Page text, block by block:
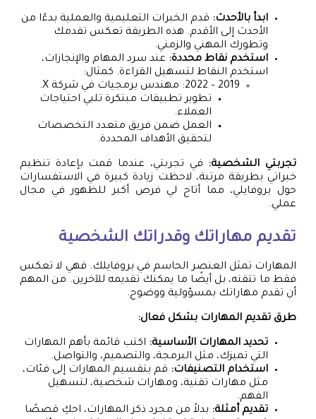
ابدأ بالأحدث: قدم الخبرات التعليمية والعملية بدءًا من
الأحدث إلى الأقدم. هذه الطريقة تعكس تقدمك
وتطورك المهني والزمني.
استخدم نقاط محددة: عند سرد المهام والإنجازات،
استخدم النقاط لتسهيل القراءة. كمثال:
2019 – 2022: مهندس برمجيات في شركة X.
تطوير تطبيقات مبتكرة تلبي احتياجات
العملاء.
العمل ضمن فريق متعدد التخصصات
لتحقيق الأهداف المحددة.
تجربتي الشخصية:
في تجربتي، عندما قمت بإعادة تنظيم
خبراتي بطريقة مرتبة، لاحظت زيادة كبيرة في الاستفسارات
حول بروفايلي، مما أتاح لي فرص أكبر للظهور في مجال
عملي.
تقديم مهاراتك وقدراتك الشخصية
المهارات تمثل العنصر الحاسم في بروفايلك. فهي لا تعكس
فقط ما تتقنه، بل أيضًا ما يمكنك تقديمه للآخرين. من المهم
أن تقدم مهاراتك بمسؤولية ووضوح.
طرق تقديم المهارات بشكل فعال:
تحديد المهارات الأساسية: اكتب قائمة بأهم المهارات
التي تميزك، مثل البرمجة، والتصميم، والتواصل.
استخدام التصنيفات: قم بتقسيم المهارات إلى فئات،
مثل مهارات تقنية، ومهارات شخصية، لتسهيل
الفهم.
تقديم أمثلة: بدلاً من مجرد ذكر المهارات، احكِ قصصًا